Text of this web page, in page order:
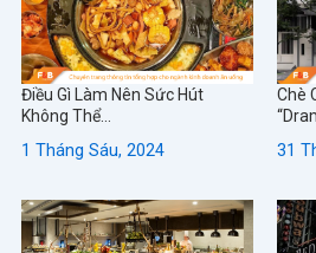
Điều Gì Làm Nên Sức Hút
Không Thể...
1 Tháng Sáu, 2024
Chè
31